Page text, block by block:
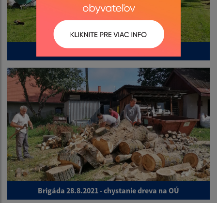
Brigáda na skrášlenie obce 02.10.2021
Brigáda 28.8.2021 - chystanie dreva na OÚ